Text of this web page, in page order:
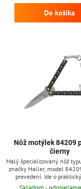
Do košíka
Nôž motýlek 84209
čierny
Malý špecializovaný nôž
značky Haller, model
prevedení. Ide o
vhodný na kľúčenku.